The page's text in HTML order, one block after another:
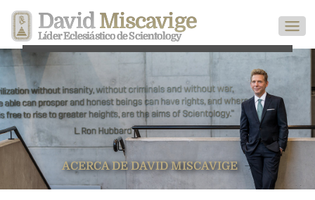
David Miscavige
Líder Eclesiástico de Scientology
ACERCA DE DAVID MISCAVIGE